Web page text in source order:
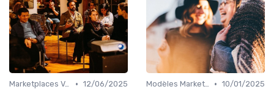
Marketplaces Verticales • 12/06/2025
Modèles Marketplace Hybrides • 10/01/2025